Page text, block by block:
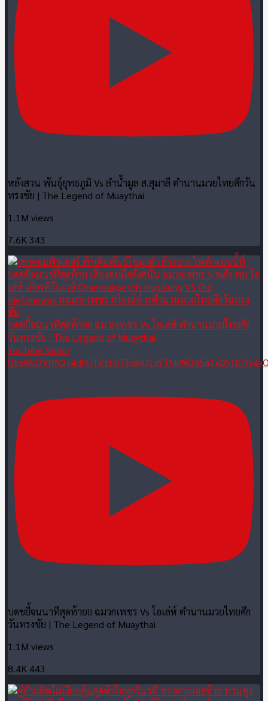
หลังสวน พันธุ์ยุทธภูมิ Vs ลำน้ำมูล ส.สุมาลี ตำนานมวยไทยศึกวัน
ทรงชัย | The Legend of Muaythai
1.1M views
7.6K343
บดขยี้จนนาทีสุดท้าย!! ฉมวกเพชร Vs โอเล่ห์ ตำนานมวยไทยศึก
วันทรงชัย | The Legend of Muaythai
YouTube Video
บดขยี้จนนาทีสุดท้าย!! ฉมวกเพชร Vs โอเล่ห์ ตำนานมวยไทยศึก
วันทรงชัย | The Legend of Muaythai
1.1M views
8.4K 443